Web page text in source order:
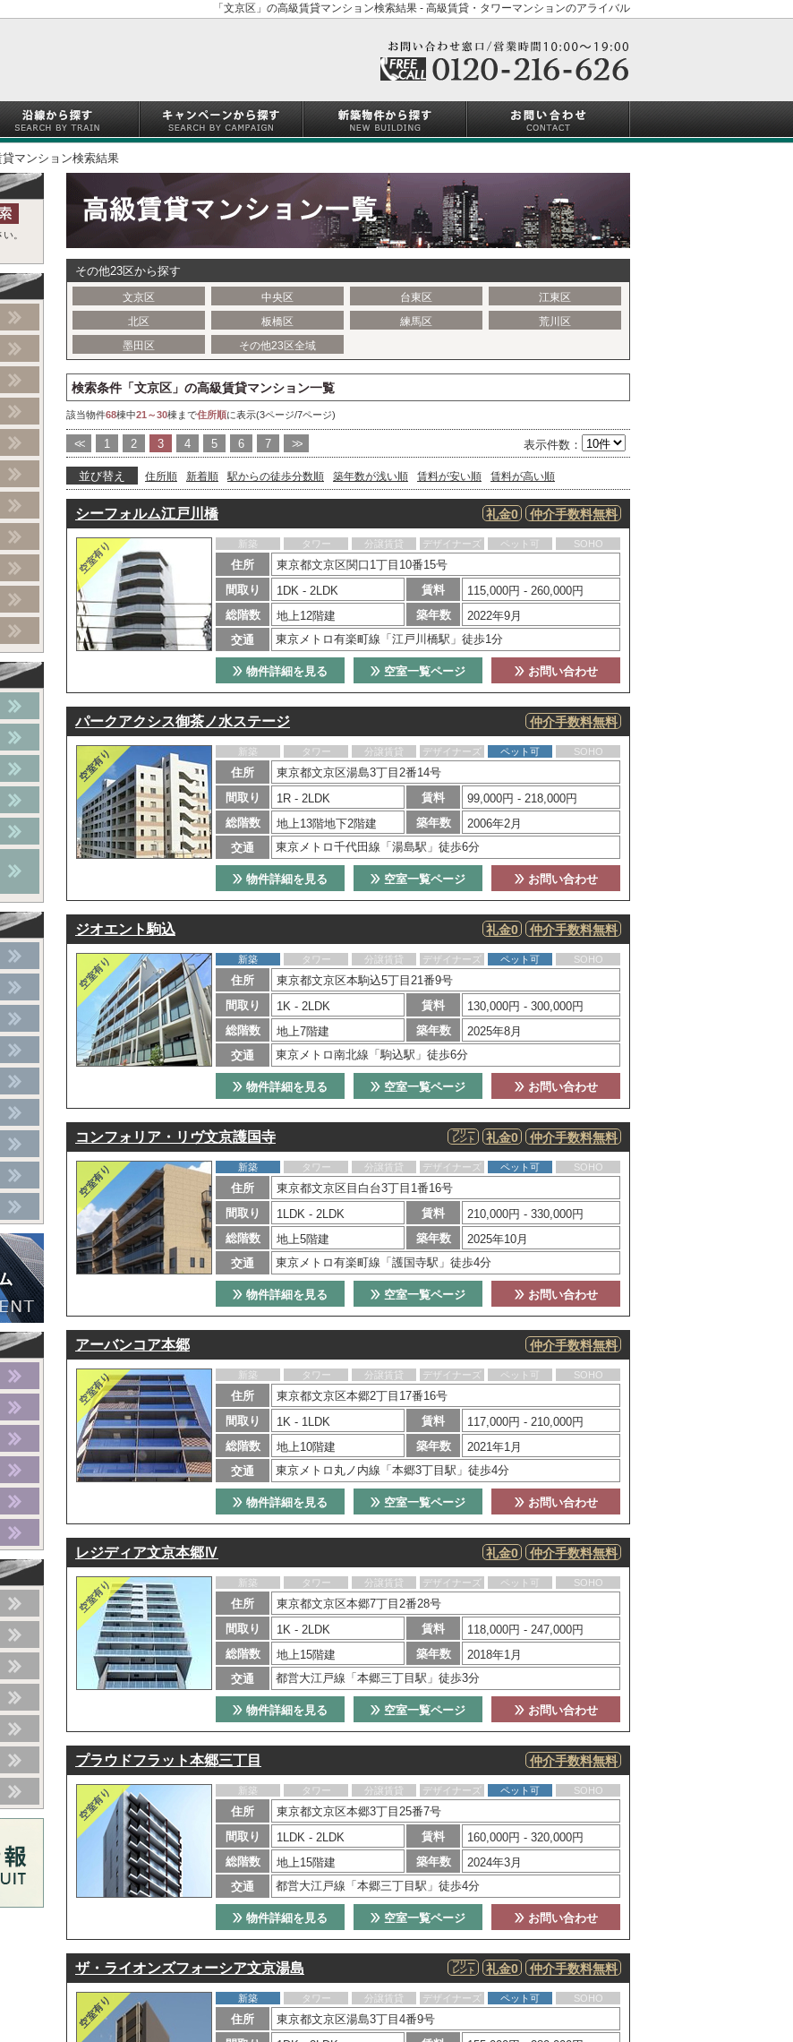
「文京区」の高級賃貸マンション検索結果 - 高級賃貸・タワーマンションのアライバル
貸マンション検索結果
その他23区から探す
文京区 中央区 台東区
江東区
北区
板橋区 練馬区
荒川区
墨田区
その他23区全域
検索条件「文京区」の高級賃貸マンション一覧
該当物件68棟中21～30棟まで住所順に表示(3ページ/7ページ)
<< 1 2 3 4 5 6 7 >> 表示件数：
並び替え 住所順 新着順 駅からの徒歩分数順 築年数が浅い順 賃料が安い順 賃料が高い順
シーフォルム江戸川橋 仲介手数料無料
礼金0
新築 タワー 分譲賃貸 デザイナーズ ペット可 SOHO
住所
東京都文京区関口1丁目10番15号
間取り
1DK - 2LDK 賃料
115,000円 - 260,000円
総階数
地上12階建 築年数
2022年9月
交通
東京メトロ有楽町線「江戸川橋駅」徒歩1分
お問い合わせ
空室一覧ページ
物件詳細を見る
パークアクシス御茶ノ水ステージ 仲介手数料無料
新築 タワー 分譲賃貸 デザイナーズ ペット可 SOHO
住所
東京都文京区湯島3丁目2番14号
間取り
1R - 2LDK 賃料
99,000円 - 218,000円
総階数
地上13階地下2階建 築年数
2006年2月
交通
東京メトロ千代田線「湯島駅」徒歩6分
お問い合わせ
空室一覧ページ
物件詳細を見る
ジオエント駒込 仲介手数料無料
礼金0
新築 タワー 分譲賃貸 デザイナーズ ペット可 SOHO
住所
東京都文京区本駒込5丁目21番9号
間取り
1K - 2LDK 賃料
130,000円 - 300,000円
総階数
地上7階建 築年数
2025年8月
交通
東京メトロ南北線「駒込駅」徒歩6分
お問い合わせ
空室一覧ページ
物件詳細を見る
コンフォリア・リヴ文京護国寺 仲介手数料無料
礼金0
フリー
レント
新築 タワー 分譲賃貸 デザイナーズ ペット可 SOHO
住所
東京都文京区目白台3丁目1番16号
間取り
1LDK - 2LDK 賃料
210,000円 - 330,000円
総階数
地上5階建 築年数
2025年10月
交通
東京メトロ有楽町線「護国寺駅」徒歩4分
お問い合わせ
空室一覧ページ
物件詳細を見る
アーバンコア本郷 仲介手数料無料
新築 タワー 分譲賃貸 デザイナーズ ペット可 SOHO
住所
東京都文京区本郷2丁目17番16号
間取り
1K - 1LDK 賃料
117,000円 - 210,000円
総階数
地上10階建 築年数
2021年1月
交通
東京メトロ丸ノ内線「本郷3丁目駅」徒歩4分
お問い合わせ
空室一覧ページ
物件詳細を見る
レジディア文京本郷Ⅳ 仲介手数料無料
礼金0
新築 タワー 分譲賃貸 デザイナーズ ペット可 SOHO
住所
東京都文京区本郷7丁目2番28号
間取り
1K - 2LDK 賃料
118,000円 - 247,000円
総階数
地上15階建 築年数
2018年1月
交通
都営大江戸線「本郷三丁目駅」徒歩3分
お問い合わせ
空室一覧ページ
物件詳細を見る
プラウドフラット本郷三丁目 仲介手数料無料
新築 タワー 分譲賃貸 デザイナーズ ペット可 SOHO
住所
東京都文京区本郷3丁目25番7号
間取り
1LDK - 2LDK 賃料
160,000円 - 320,000円
総階数
地上15階建 築年数
2024年3月
交通
都営大江戸線「本郷三丁目駅」徒歩4分
お問い合わせ
空室一覧ページ
物件詳細を見る
ザ・ライオンズフォーシア文京湯島 仲介手数料無料
礼金0
フリー
レント
新築 タワー 分譲賃貸 デザイナーズ ペット可 SOHO
住所
東京都文京区湯島3丁目4番9号
。